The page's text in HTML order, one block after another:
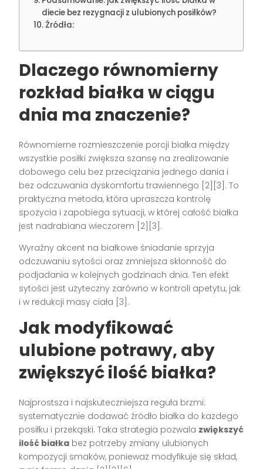
diecie bez rezygnacji z ulubionych posiłków?
Źródła:
Dlaczego równomierny
rozkład białka w ciągu
dnia ma znaczenie?
Równomierne rozmieszczenie porcji białka między
wszystkie posiłki zwiększa szansę na zrealizowanie
dobowego celu bez przeciążania jednego dania i
bez odczuwania dyskomfortu trawiennego [2][3]. To
praktyczna metoda, która upraszcza kontrolę
spożycia i zapobiega sytuacji, w której całość białka
jest nadrabiana wieczorem [2][3].
Wyraźny akcent na białkowe śniadanie sprzyja
odczuwaniu sytości oraz zmniejsza skłonność do
podjadania w kolejnych godzinach dnia. Ten efekt
sytości jest użyteczny zarówno w kontroli apetytu, jak
i w redukcji masy ciała [3].
Jak modyfikować
ulubione potrawy, aby
zwiększyć ilość białka?
Najprostsza i najskuteczniejsza reguła brzmi:
systematycznie dodawać źródło białka do każdego
posiłku i przekąski. Taka strategia pozwala zwiększyć
ilość białka bez potrzeby zmiany ulubionych
kompozycji smaków, ponieważ modyfikuje się skład,